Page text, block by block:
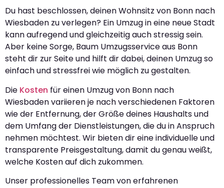
Du hast beschlossen, deinen Wohnsitz von Bonn nach
Wiesbaden zu verlegen? Ein Umzug in eine neue Stadt
kann aufregend und gleichzeitig auch stressig sein.
Aber keine Sorge, Baum Umzugsservice aus Bonn
steht dir zur Seite und hilft dir dabei, deinen Umzug so
einfach und stressfrei wie möglich zu gestalten.
Die Kosten für einen Umzug von Bonn nach
Wiesbaden variieren je nach verschiedenen Faktoren
wie der Entfernung, der Größe deines Haushalts und
dem Umfang der Dienstleistungen, die du in Anspruch
nehmen möchtest. Wir bieten dir eine individuelle und
transparente Preisgestaltung, damit du genau weißt,
welche Kosten auf dich zukommen.
Unser professionelles Team von erfahrenen